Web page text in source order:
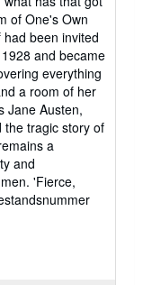
of One's Own
been invited
and became
everything
a room of her
Jane Austen,
the tragic story of
a
and
'Fierce,